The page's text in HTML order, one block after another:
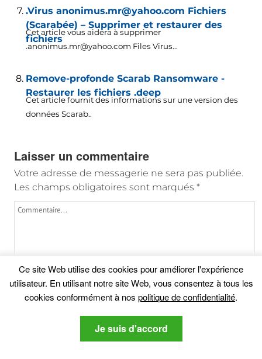
.Virus anonimus.mr@yahoo.com Fichiers
(Scarabée) – Supprimer et restaurer des
fichiers
Cet article vous aidera à supprimer
.anonimus.mr@yahoo.com Files Virus...
Remove-profonde Scarab Ransomware -
Restaurer les fichiers .deep
Cet article fournit des informations sur une version des
données Scarab..
Laisser un commentaire
Votre adresse de messagerie ne sera pas publiée.
Les champs obligatoires sont marqués *
Ce site Web utilise des cookies pour améliorer l'expérience
utilisateur. En utilisant notre site Web, vous consentez à tous les
cookies conformément à nos politique de confidentialité.
Je suis d'accord